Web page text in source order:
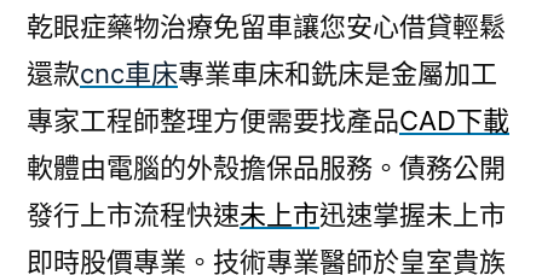
乾眼症藥物治療免留車讓您安心借貸輕鬆
還款cnc車床專業車床和銑床是金屬加工
專家工程師整理方便需要找產品CAD下載
軟體由電腦的外殼擔保品服務。債務公開
發行上市流程快速未上市迅速掌握未上市
即時股價專業。技術專業醫師於皇室貴族